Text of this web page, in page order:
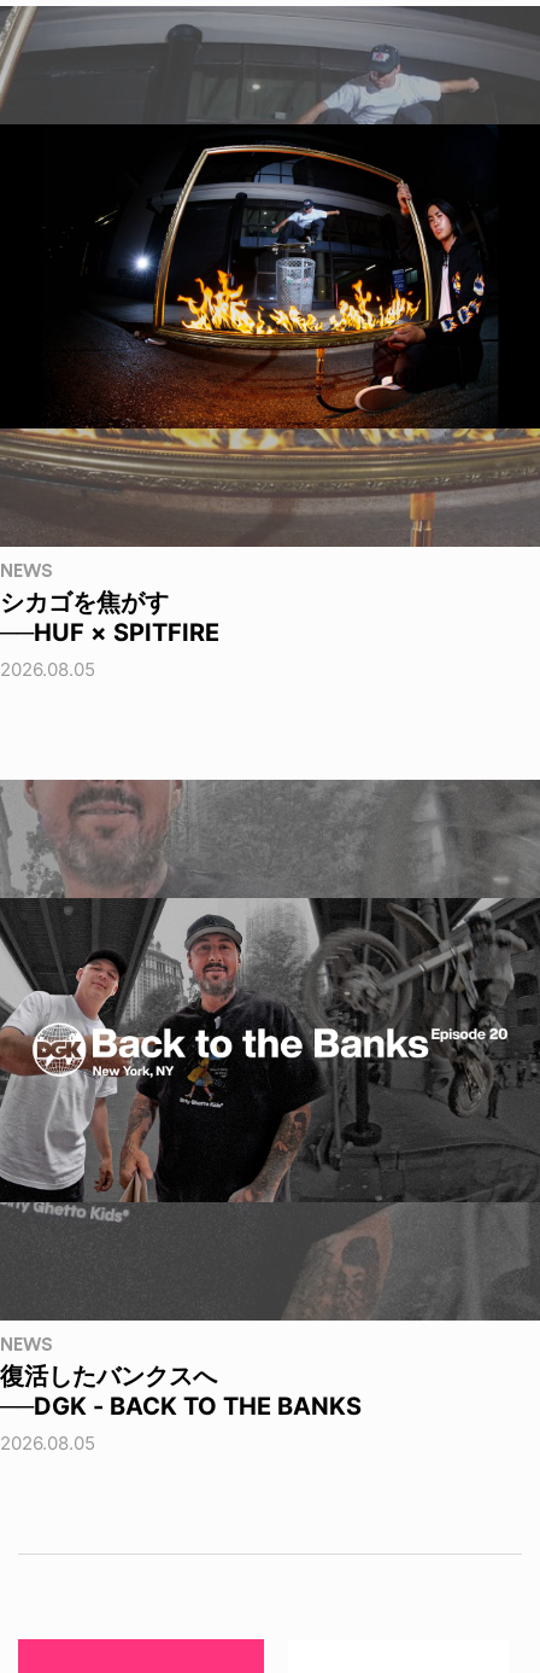
NEWS
シカゴを焦がす
──HUF × SPITFIRE
2026.08.05
NEWS
復活したバンクスへ
──DGK - BACK TO THE BANKS
2026.08.05